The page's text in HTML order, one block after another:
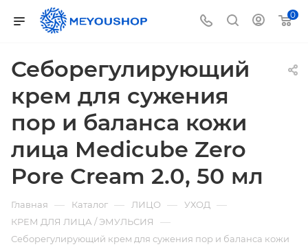
0
Себорегулирующий
крем для сужения
пор и баланса кожи
лица Medicube Zero
Pore Cream 2.0, 50 мл
Главная — Каталог — ЛИЦО — УХОД —
КРЕМ ДЛЯ ЛИЦА / ЭМУЛЬСИЯ —
Себорегулирующий крем для сужения пор и баланса кожи